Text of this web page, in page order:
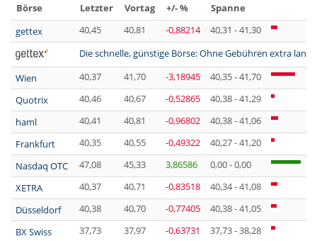
Börse Letzter Vortag +/- %
Spanne
gettex
40,45 40,81 -0,88214 40,31 - 41,30
Die schnelle, günstige Börse: Ohne Gebühren extra
Wien
40,37 41,70 -3,18945 40,35 - 41,70
Quotrix
40,46 40,67 -0,52865 40,38 - 41,29
haml
40,41 40,81 -0,96802 40,38 - 41,06
Frankfurt
40,35 40,55 -0,49322 40,27 - 41,20
Nasdaq OTC
47,08 45,33 3,86586 0,00 - 0,00
XETRA
40,37 40,71 -0,83518 40,34 - 41,08
Düsseldorf
40,38 40,70 -0,77405 40,38 - 41,05
BX Swiss
37,73 37,97 -0,63731 37,73 - 38,28